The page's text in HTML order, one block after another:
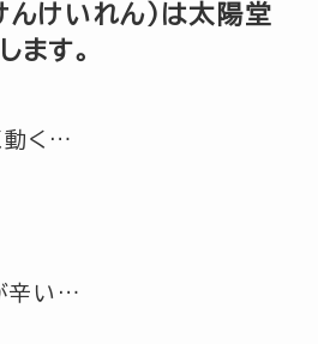
んけいれん）は太陽堂
ます。
動く…
辛い…